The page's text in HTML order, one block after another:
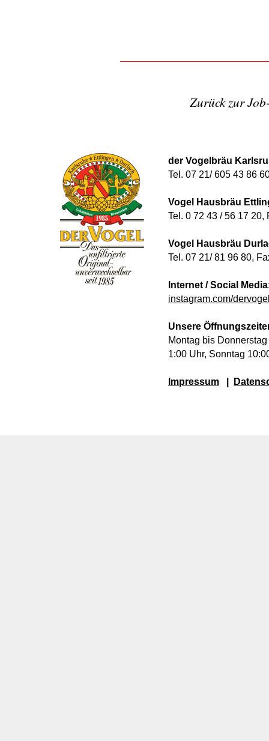
Zurück zur
der Vogelbräu
Tel. 07 21/ 605 43 86
Vogel Hausbräu
Tel. 0 72 43 / 56 17
Vogel Hausbräu
Tel. 07 21/ 81 96 80,
Internet / Social
instagram.com/
Unsere
Montag bis
1:00 Uhr, Sonntag
Impressum